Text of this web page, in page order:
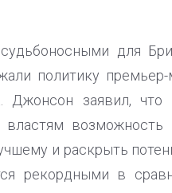
для
политику
Джонсон заявил,
и раскрыть
рекордными в